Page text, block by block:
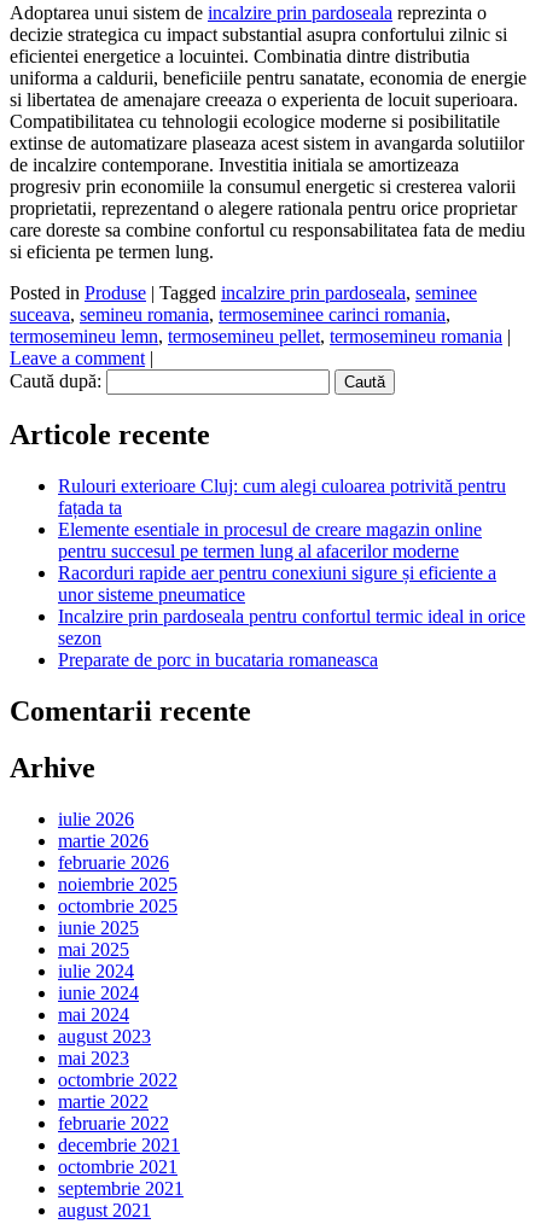
Adoptarea unui sistem de incalzire prin pardoseala reprezinta o
decizie strategica cu impact substantial asupra confortului zilnic si
eficientei energetice a locuintei. Combinatia dintre distributia
uniforma a caldurii, beneficiile pentru sanatate, economia de energie
si libertatea de amenajare creeaza o experienta de locuit superioara.
Compatibilitatea cu tehnologii ecologice moderne si posibilitatile
extinse de automatizare plaseaza acest sistem in avangarda solutiilor
de incalzire contemporane. Investitia initiala se amortizeaza
progresiv prin economiile la consumul energetic si cresterea valorii
proprietatii, reprezentand o alegere rationala pentru orice proprietar
care doreste sa combine confortul cu responsabilitatea fata de mediu
si eficienta pe termen lung.
Posted in Produse | Tagged incalzire prin pardoseala, seminee
suceava, semineu romania, termoseminee carinci romania,
termosemineu lemn, termosemineu pellet, termosemineu romania |
Leave a comment |
Caută după:
Articole recente
Rulouri exterioare Cluj: cum alegi culoarea potrivită pentru
fațada ta
Elemente esentiale in procesul de creare magazin online
pentru succesul pe termen lung al afacerilor moderne
Racorduri rapide aer pentru conexiuni sigure și eficiente a
unor sisteme pneumatice
Incalzire prin pardoseala pentru confortul termic ideal in orice
sezon
Preparate de porc in bucataria romaneasca
Comentarii recente
Arhive
iulie 2026
martie 2026
februarie 2026
noiembrie 2025
octombrie 2025
iunie 2025
mai 2025
iulie 2024
iunie 2024
mai 2024
august 2023
mai 2023
octombrie 2022
martie 2022
februarie 2022
decembrie 2021
octombrie 2021
septembrie 2021
august 2021